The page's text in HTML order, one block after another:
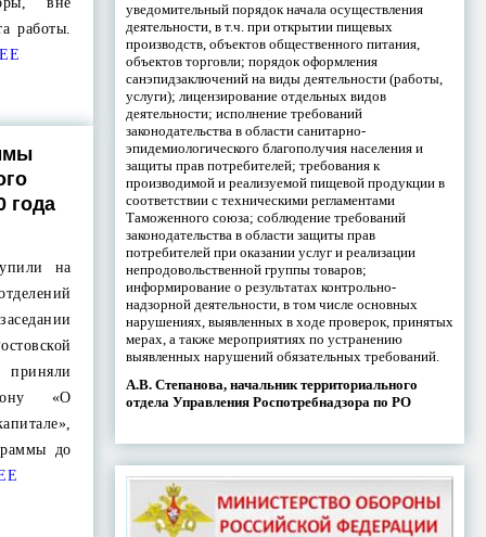
работы.
года
на
«О
до
уведомительный порядок начала осуществления
деятельности, в т.ч. при открытии пищевых
производств, объектов общественного питания,
объектов торговли; порядок оформления
санэпидзаключений на виды деятельности (работы,
услуги); лицензирование отдельных видов
деятельности; исполнение требований
законодательства в области санитарно-
эпидемиологического благополучия населения и
защиты прав потребителей; требования к
производимой и реализуемой пищевой продукции в
соответствии с техническими регламентами
Таможенного союза; соблюдение требований
законодательства в области защиты прав
потребителей при оказании услуг и реализации
непродовольственной группы товаров;
информирование о результатах контрольно-
надзорной деятельности, в том числе основных
нарушениях, выявленных в ходе проверок, принятых
мерах, а также мероприятиях по устранению
выявленных нарушений обязательных требований.
А.В. Степанова, начальник территориального
отдела Управления Роспотребнадзора по РО